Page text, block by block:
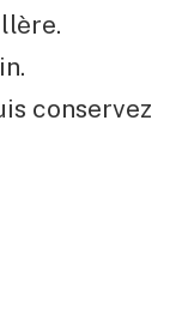
conservez